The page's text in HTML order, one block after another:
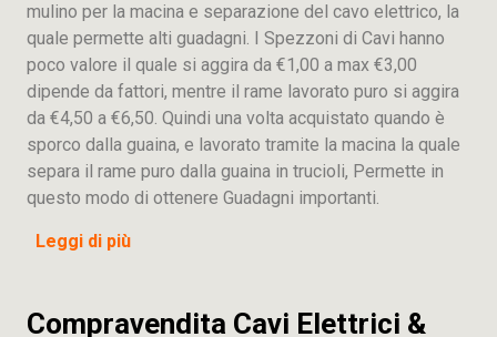
mulino per la macina e separazione del cavo elettrico, la
quale permette alti guadagni. I Spezzoni di Cavi hanno
poco valore il quale si aggira da €1,00 a max €3,00
dipende da fattori, mentre il rame lavorato puro si aggira
da €4,50 a €6,50. Quindi una volta acquistato quando è
sporco dalla guaina, e lavorato tramite la macina la quale
separa il rame puro dalla guaina in trucioli, Permette in
questo modo di ottenere Guadagni importanti.
Leggi di più
Compravendita Cavi Elettrici &